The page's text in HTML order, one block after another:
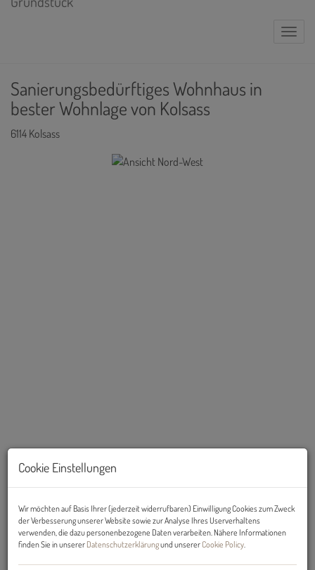
Sanierungsbedürftiges Wohnhaus in
bester Wohnlage von Kolsass
6114 Kolsass
Beschreibung
Cookie Einstellungen
Wir möchten auf Basis Ihrer (jederzeit widerrufbaren) Einwilligung Cookies zum Zweck
der Verbesserung unserer Website sowie zur Analyse Ihres Userverhaltens
verwenden, die dazu personenbezogene Daten verarbeiten. Nähere Informationen
finden Sie in unserer Datenschutzerklärungund unsererCookie Policy.